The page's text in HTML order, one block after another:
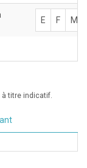
E F M
à titre indicatif.